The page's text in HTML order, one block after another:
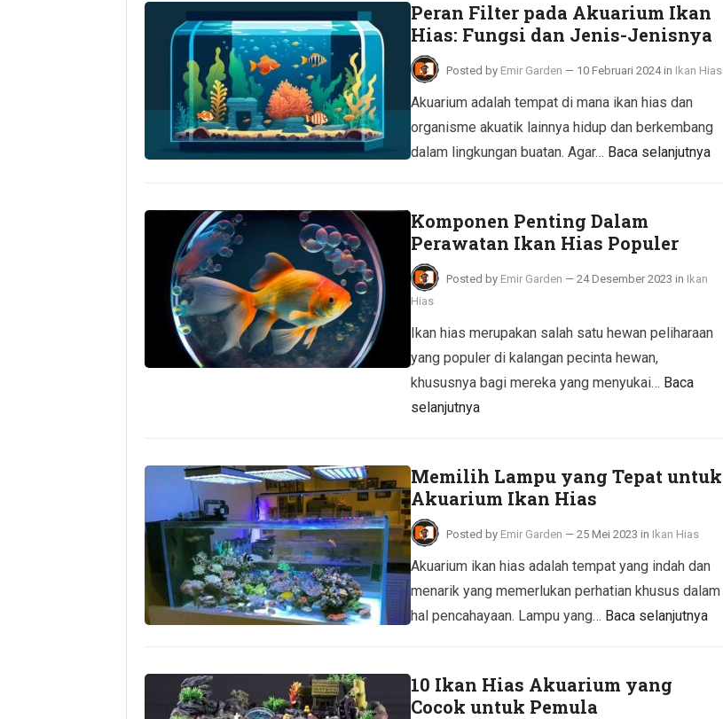
Peran Filter pada Akuarium Ikan
Hias: Fungsi dan Jenis-Jenisnya
Posted by Emir Garden — 10 Februari 2024 in Ikan Hias
Akuarium adalah tempat di mana ikan hias dan
organisme akuatik lainnya hidup dan berkembang
dalam lingkungan buatan. Agar… Baca selanjutnya
Komponen Penting Dalam
Perawatan Ikan Hias Populer
Posted by Emir Garden — 24 Desember 2023 in Ikan
Hias
Ikan hias merupakan salah satu hewan peliharaan
yang populer di kalangan pecinta hewan,
khususnya bagi mereka yang menyukai… Baca
selanjutnya
Memilih Lampu yang Tepat untuk
Akuarium Ikan Hias
Posted by Emir Garden — 25 Mei 2023 in Ikan Hias
Akuarium ikan hias adalah tempat yang indah dan
menarik yang memerlukan perhatian khusus dalam
hal pencahayaan. Lampu yang… Baca selanjutnya
10 Ikan Hias Akuarium yang
Cocok untuk Pemula